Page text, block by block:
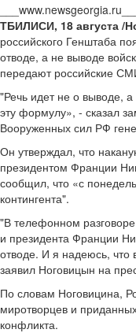
ТБИЛИСИ, 18 августа /
российского Генштаба
отводе, а не выводе
передают российские
"Речь идет не о выводе,
эту формулу», - сказал
Вооруженных сил РФ
Он утверждал, что
президентом Франции
сообщил, что «с
контингента".
"В телефонном
и президента Франции
отводе. И я надеюсь, что
заявил Ноговицын на
По словам Ноговицина,
миротворцев и
конфликта.